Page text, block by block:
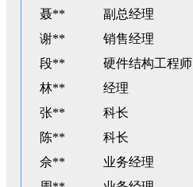
聂**
副总经理
谢**
销售经理
段**
硬件结构工程师
林**
经理
张**
科长
陈**
科长
佘**
业务经理